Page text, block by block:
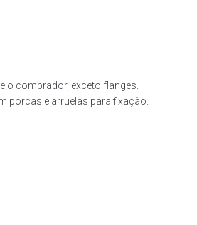
comprador, exceto flanges.
porcas e arruelas para fixação.